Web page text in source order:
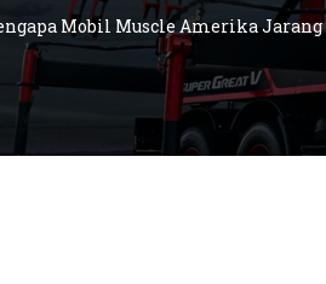
Mobil Muscle Amerika Jarang